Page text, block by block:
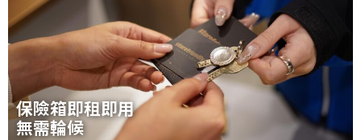
保險箱即租即用
無需輪候